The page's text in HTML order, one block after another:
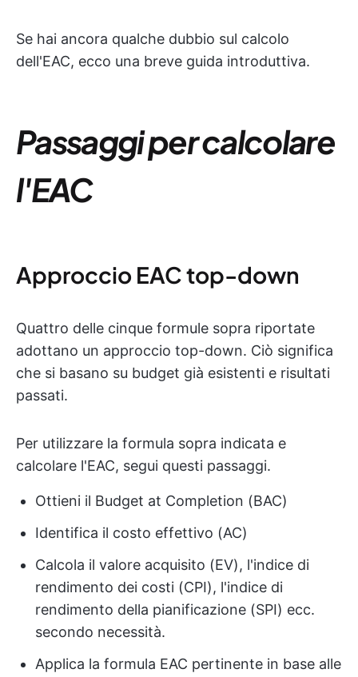
Se hai ancora qualche dubbio sul calcolo
dell'EAC, ecco una breve guida introduttiva.
Passaggi per calcolare
l'EAC
Approccio EAC top-down
Quattro delle cinque formule sopra riportate
adottano un approccio top-down. Ciò significa
che si basano su budget già esistenti e risultati
passati.
Per utilizzare la formula sopra indicata e
calcolare l'EAC, segui questi passaggi.
Ottieni il Budget at Completion (BAC)
Identifica il costo effettivo (AC)
Calcola il valore acquisito (EV), l'indice di
rendimento dei costi (CPI), l'indice di
rendimento della pianificazione (SPI) ecc.
secondo necessità.
Applica la formula EAC pertinente in base alle